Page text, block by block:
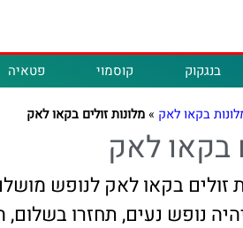
בנגקוק קוסמוי פטאיה
בקאו לאק »מלונות זולים בקאו לאק
בקאו לאק
זולים בקאו לאק לנופש
נופש נעים, תחזרו